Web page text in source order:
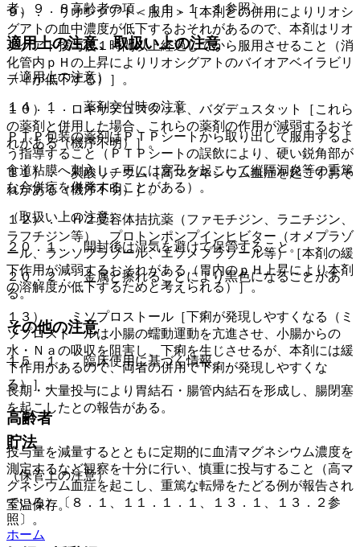
者、９．８高齢者の項、１１．１．１参照〕。
適用上の注意、取扱い上の注意
（適用上の注意）
１４．１． 薬剤交付時の注意
ＰＴＰ包装の薬剤はＰＴＰシートから取り出して服用するよ
う指導すること（ＰＴＰシートの誤飲により、硬い鋭角部が
食道粘膜へ刺入し、更には穿孔を起こして縦隔洞炎等の重篤
な合併症を併発することがある）。
（取扱い上の注意）
２０．１． 開封後は湿気を避けて保管すること。
２０．２． 金属と擦れることにより黒色になることがあ
る。
その他の注意
１５．１． 臨床使用に基づく情報
長期・大量投与により胃結石・腸管内結石を形成し、腸閉塞
を起こしたとの報告がある。
貯法
（保管上の注意）
室温保存。
ホーム
９）． リオシグアト＜服用＞［本剤との併用によりリオシ
グアトの血中濃度が低下するおそれがあるので、本剤はリオ
シグアト投与後１時間以上経過してから服用させること（消
化管内ｐＨの上昇によりリオシグアトのバイオアベイラビリ
ティが低下する）］。
１０）． ロキサデュスタット、バダデュスタット［これら
の薬剤と併用した場合、これらの薬剤の作用が減弱するおそ
れがある（機序不明）］。
１１）． 炭酸リチウム［高マグネシウム血症を起こすおそ
れがある（機序不明）］。
１２）． Ｈ２受容体拮抗薬（ファモチジン、ラニチジン、
ラフチジン等）、プロトンポンプインヒビター（オメプラゾ
ール、ランソプラゾール、エソメプラゾール等）［本剤の緩
下作用が減弱するおそれがある（胃内のｐＨ上昇により本剤
の溶解度が低下するためと考えられる）］。
１３）． ミソプロストール［下痢が発現しやすくなる（ミ
ソプロストールは小腸の蠕動運動を亢進させ、小腸からの
水・Ｎａの吸収を阻害し、下痢を生じさせるが、本剤には緩
下作用があるので、両者の併用で下痢が発現しやすくな
る）］。
高齢者
投与量を減量するとともに定期的に血清マグネシウム濃度を
測定するなど観察を十分に行い、慎重に投与すること（高マ
グネシウム血症を起こし、重篤な転帰をたどる例が報告され
ている）〔８．１、１１．１．１、１３．１、１３．２参
照〕。